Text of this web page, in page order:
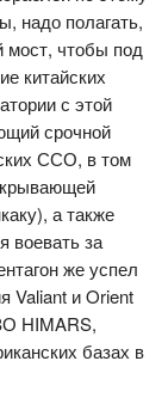
надо полагать,
мост, чтобы под
китайских
с этой
срочной
ССО, в том
а также
воевать за
же успел
Valiant и Orient
HIMARS,
базах в